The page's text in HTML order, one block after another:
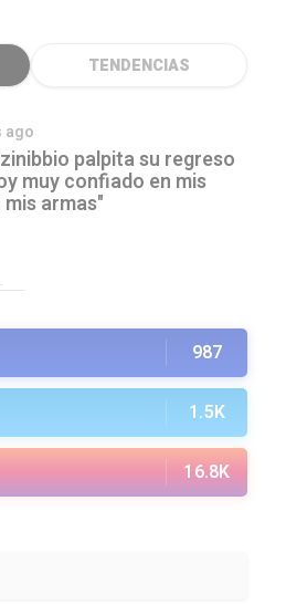
TENDENCIAS
ago
palpita su regreso
muy confiado en mis
armas"
987
1.5K
16.8K